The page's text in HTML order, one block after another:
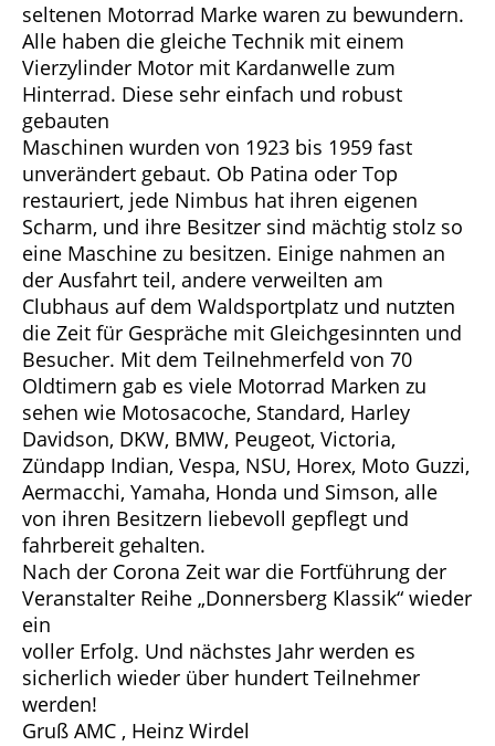
seltenen Motorrad Marke waren zu bewundern.
Alle haben die gleiche Technik mit einem
Vierzylinder Motor mit Kardanwelle zum
Hinterrad. Diese sehr einfach und robust
gebauten
Maschinen wurden von 1923 bis 1959 fast
unverändert gebaut. Ob Patina oder Top
restauriert, jede Nimbus hat ihren eigenen
Scharm, und ihre Besitzer sind mächtig stolz so
eine Maschine zu besitzen. Einige nahmen an
der Ausfahrt teil, andere verweilten am
Clubhaus auf dem Waldsportplatz und nutzten
die Zeit für Gespräche mit Gleichgesinnten und
Besucher. Mit dem Teilnehmerfeld von 70
Oldtimern gab es viele Motorrad Marken zu
sehen wie Motosacoche, Standard, Harley
Davidson, DKW, BMW, Peugeot, Victoria,
Zündapp Indian, Vespa, NSU, Horex, Moto Guzzi,
Aermacchi, Yamaha, Honda und Simson, alle
von ihren Besitzern liebevoll gepflegt und
fahrbereit gehalten.
Nach der Corona Zeit war die Fortführung der
Veranstalter Reihe „Donnersberg Klassik“ wieder
ein
voller Erfolg. Und nächstes Jahr werden es
sicherlich wieder über hundert Teilnehmer
werden!
Gruß AMC , Heinz Wirdel